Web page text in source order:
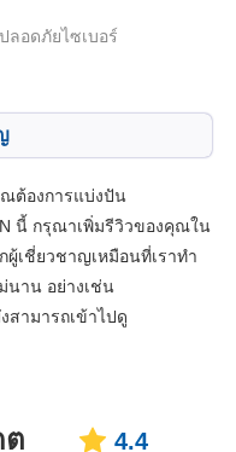
ลอดภัยไซเบอร์
ต้องการแบ่งปัน
นี้ กรุณาเพิ่มรีวิวของคุณใน
ผู้เชี่ยวชาญเหมือนที่เราทำ
นาน อย่างเช่น
สามารถเข้าไปดู
ต
4.4